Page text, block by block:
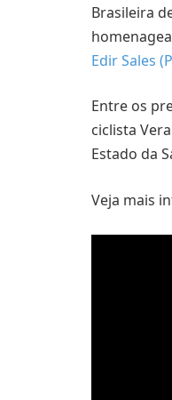
Brasileira
Edir Sales
Entre os
ciclista
Estado da
Veja mais